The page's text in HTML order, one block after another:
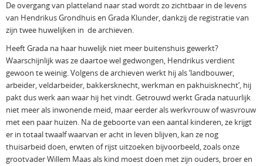
De overgang van platteland naar stad wordt zo zichtbaar in de levens
van Hendrikus Grondhuis en Grada Klunder, dankzij de registratie van
zijn twee huwelijken in de archieven.
Heeft Grada na haar huwelijk niet meer buitenshuis gewerkt?
Waarschijnlijk was ze daartoe wel gedwongen, Hendrikus verdient
gewoon te weinig. Volgens de archieven werkt hij als ‘landbouwer,
arbeider, veldarbeider, bakkersknecht, werkman en pakhuisknecht’, hij
pakt dus werk aan waar hij het vindt. Getrouwd werkt Grada natuurlijk
niet meer als inwonende meid, maar eerder als werkvrouw of wasvrouw
met een paar huizen. Na de geboorte van een aantal kinderen, ze krijgt
er in totaal twaalf waarvan er acht in leven blijven, kan ze nog
thuisarbeid doen, erwten of rijst uitzoeken bijvoorbeeld, zoals onze
grootvader Willem Maas als kind moest doen met zijn ouders, broer en